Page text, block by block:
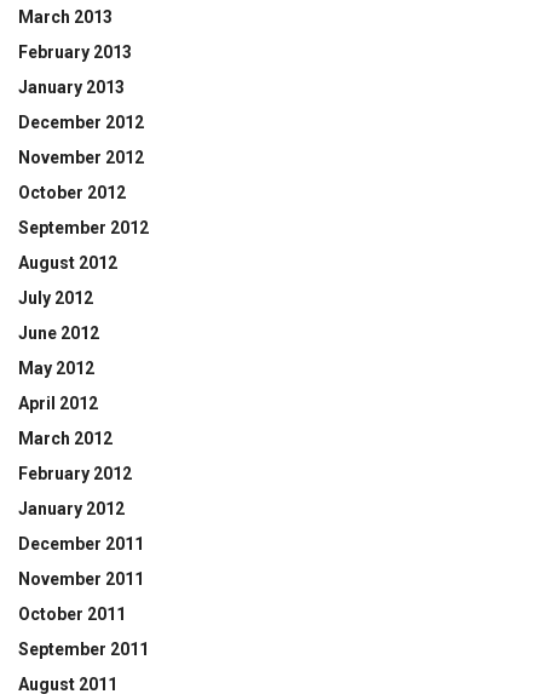
March 2013
February 2013
January 2013
December 2012
November 2012
October 2012
September 2012
August 2012
July 2012
June 2012
May 2012
April 2012
March 2012
February 2012
January 2012
December 2011
November 2011
October 2011
September 2011
August 2011